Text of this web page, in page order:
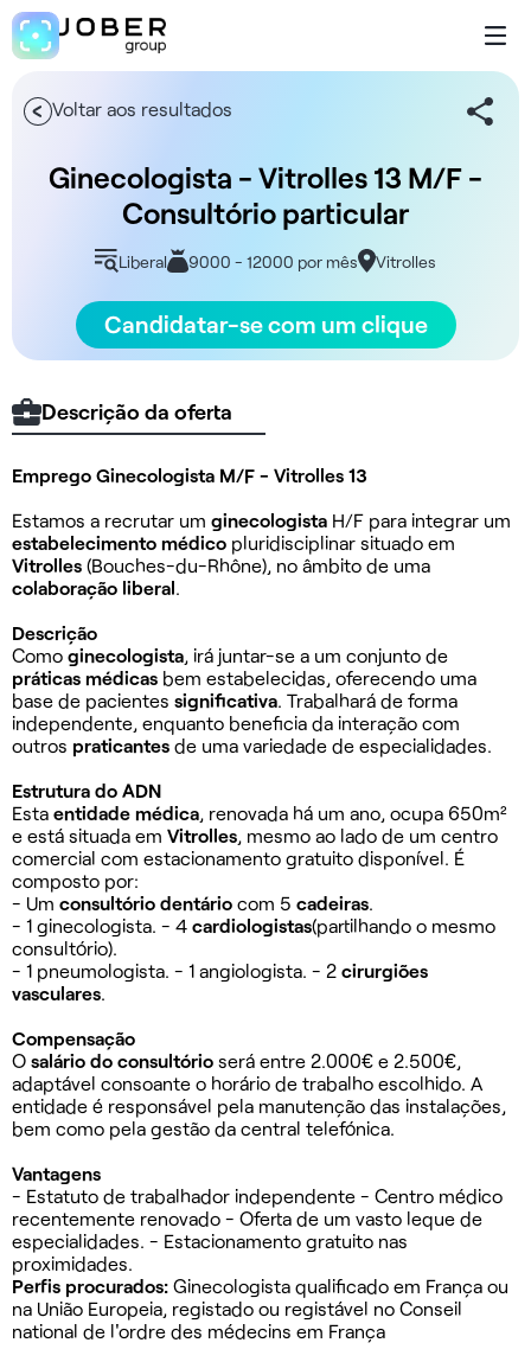
Voltar aos resultados
Ginecologista - Vitrolles 13 M/F -
Consultório particular
Liberal 9000 - 12000 por mês Vitrolles
Candidatar-se com um clique
Descrição da oferta
Emprego Ginecologista M/F - Vitrolles 13
Estamos a recrutar um ginecologista H/F para integrar um
estabelecimento médico pluridisciplinar situado em
Vitrolles (Bouches-du-Rhône), no âmbito de uma
colaboração liberal
Descrição
Como ginecologista , irá juntar-se a um conjunto de
práticas médicas bem estabelecidas, oferecendo uma
base de pacientes significativa . Trabalhará de forma
independente, enquanto beneficia da interação com
outros praticantes de uma variedade de especialidades.
Estrutura do ADN
Esta entidade médica , renovada há um ano, ocupa 650m²
e está situada em Vitrolles , mesmo ao lado de um centro
comercial com estacionamento gratuito disponível. É
composto por:
- Um consultório dentário com 5 cadeiras
- 1 ginecologista. - 4 cardiologistas(partilhando o mesmo
consultório).
- 1 pneumologista. - 1 angiologista. - 2 cirurgiões
vasculares
Compensação
O salário do consultório será entre 2.000€ e 2.500€,
adaptável consoante o horário de trabalho escolhido. A
entidade é responsável pela manutenção das instalações,
bem como pela gestão da central telefónica.
Vantagens
- Estatuto de trabalhador independente - Centro médico
recentemente renovado - Oferta de um vasto leque de
especialidades. - Estacionamento gratuito nas
proximidades.
Perfis procurados: Ginecologista qualificado em França ou
na União Europeia, registado ou registável no Conseil
national de l'ordre des médecins em França